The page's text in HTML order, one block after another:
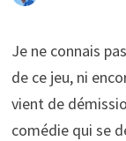
Je ne connais
de ce jeu, ni
vient de
comédie qui se